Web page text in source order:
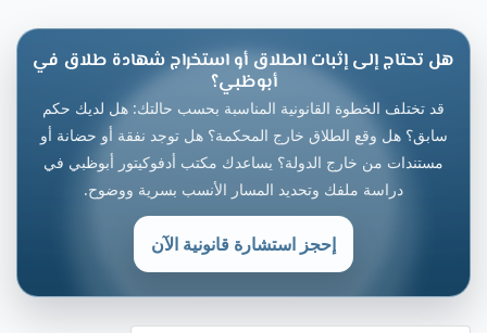
هل تحتاج إلى إثبات الطلاق أو استخراج شهادة طلاق في
أبوظبي؟
قد تختلف الخطوة القانونية المناسبة بحسب حالتك: هل لديك حكم
سابق؟ هل وقع الطلاق خارج المحكمة؟ هل توجد نفقة أو حضانة أو
مستندات من خارج الدولة؟ يساعدك مكتب أدفوكيتور أبوظبي في
دراسة ملفك وتحديد المسار الأنسب بسرية ووضوح.
إحجز استشارة قانونية الآن